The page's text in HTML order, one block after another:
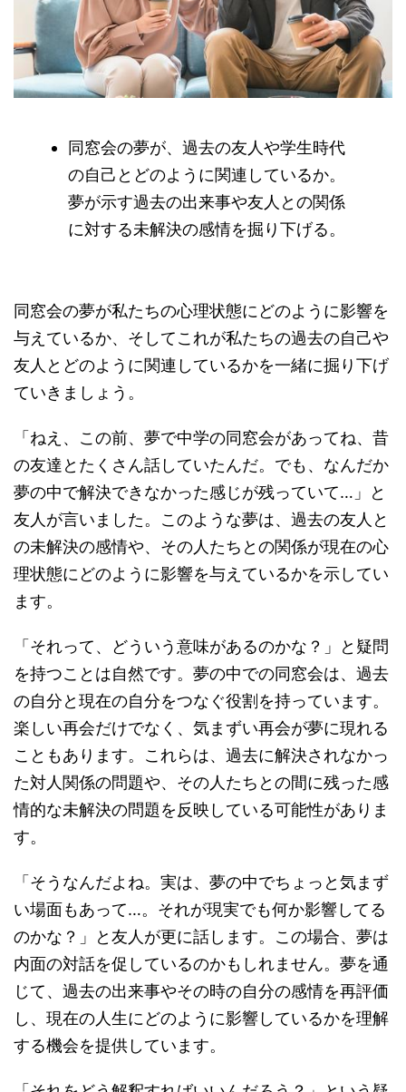
同窓会の夢が、過去の友人や学生時代
の自己とどのように関連しているか。
夢が示す過去の出来事や友人との関係
に対する未解決の感情を掘り下げる。
同窓会の夢が私たちの心理状態にどのように影響を
与えているか、そしてこれが私たちの過去の自己や
友人とどのように関連しているかを一緒に掘り下げ
ていきましょう。
「ねえ、この前、夢で中学の同窓会があってね、昔
の友達とたくさん話していたんだ。でも、なんだか
夢の中で解決できなかった感じが残っていて…」と
友人が言いました。このような夢は、過去の友人と
の未解決の感情や、その人たちとの関係が現在の心
理状態にどのように影響を与えているかを示してい
ます。
「それって、どういう意味があるのかな？」と疑問
を持つことは自然です。夢の中での同窓会は、過去
の自分と現在の自分をつなぐ役割を持っています。
楽しい再会だけでなく、気まずい再会が夢に現れる
こともあります。これらは、過去に解決されなかっ
た対人関係の問題や、その人たちとの間に残った感
情的な未解決の問題を反映している可能性がありま
す。
「そうなんだよね。実は、夢の中でちょっと気まず
い場面もあって…。それが現実でも何か影響してる
のかな？」と友人が更に話します。この場合、夢は
内面の対話を促しているのかもしれません。夢を通
じて、過去の出来事やその時の自分の感情を再評価
し、現在の人生にどのように影響しているかを理解
する機会を提供しています。